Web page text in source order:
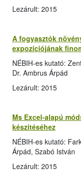
Lezárult: 2015
A fogyasztók
expozíciójának
NÉBIH-es kutató:
Dr. Ambrus Árpád
Lezárult: 2015
Ms Excel-alapú
készítéséhez
NÉBIH-es kutató:
Árpád, Szabó István
Lezárult: 2015